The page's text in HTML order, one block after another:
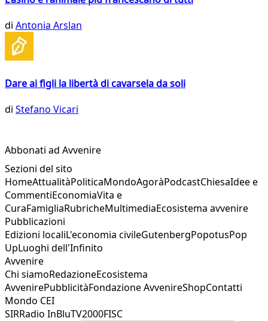
di Antonia Arslan
Dare ai figli la libertà di cavarsela da soli
di Stefano Vicari
Abbonati ad Avvenire
Sezioni del sito
HomeAttualitàPoliticaMondoAgoràPodcastChiesaIdee e
CommentiEconomiaVita e
CuraFamigliaRubricheMultimediaEcosistema avvenire
Pubblicazioni
Edizioni localiL'economia civileGutenbergPopotusPop
UpLuoghi dell'Infinito
Avvenire
Chi siamoRedazioneEcosistema
AvvenirePubblicitàFondazione AvvenireShopContatti
Mondo CEI
SIRRadio InBluTV2000FISC